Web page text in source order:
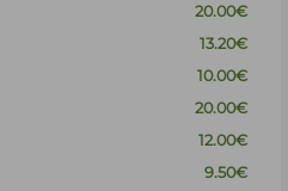
20.00€
13.20€
10.00€
20.00€
12.00€
9.50€